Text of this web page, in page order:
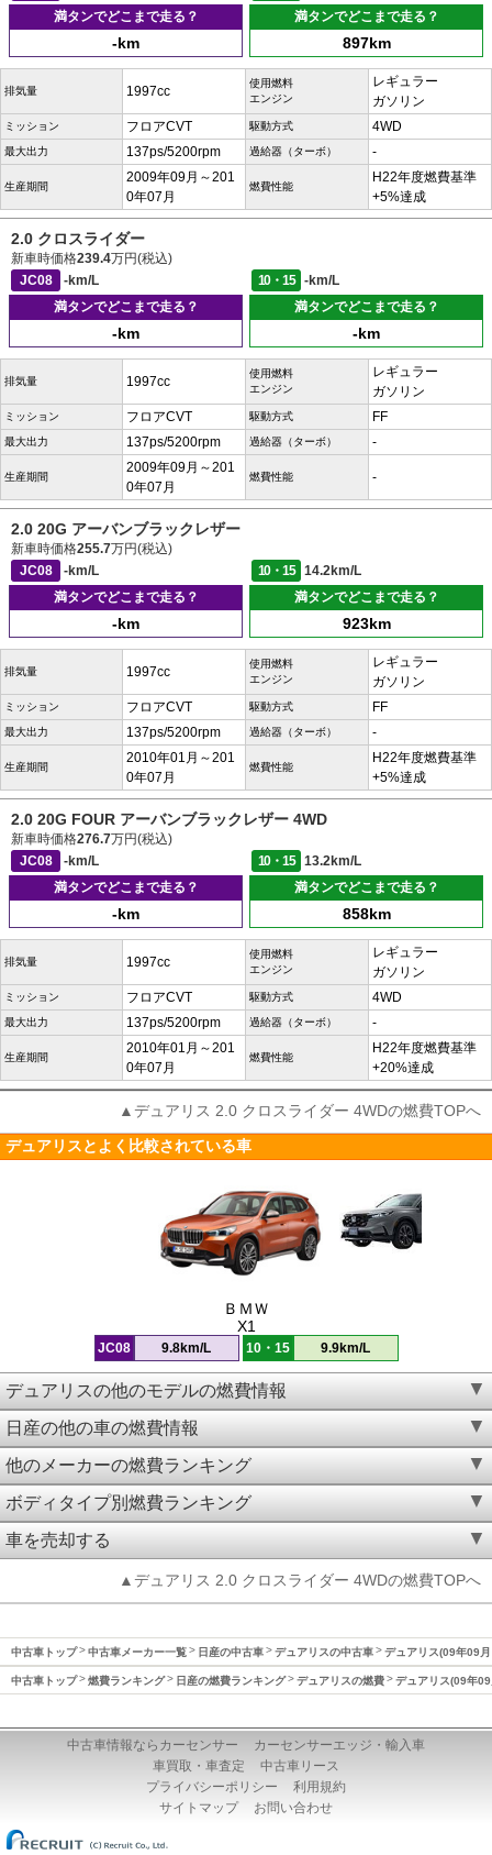
満タンでどこまで走る？
-km
満タンでどこまで走る？
897km
排気量 1997cc
使用燃料
エンジン
レギュラー
ガソリン
ミッション フロアCVT 駆動方式 4WD
最大出力 137ps/5200rpm 過給器（ターボ） -
生産期間
2009年09月～201
0年07月
燃費性能
H22年度燃費基準
+5%達成
2.0 クロスライダー
新車時価格239.4万円(税込)
JC08
-km/L 10・15
-km/L
満タンでどこまで走る？
-km
満タンでどこまで走る？
-km
排気量 1997cc
使用燃料
エンジン
レギュラー
ガソリン
ミッション フロアCVT 駆動方式 FF
最大出力 137ps/5200rpm 過給器（ターボ） -
生産期間
2009年09月～201
0年07月
燃費性能 -
2.0 20G アーバンブラックレザー
新車時価格255.7万円(税込)
JC08
-km/L 10・15
14.2km/L
満タンでどこまで走る？
-km
満タンでどこまで走る？
923km
排気量 1997cc
使用燃料
エンジン
レギュラー
ガソリン
ミッション フロアCVT 駆動方式 FF
最大出力 137ps/5200rpm 過給器（ターボ） -
生産期間
2010年01月～201
0年07月
燃費性能
H22年度燃費基準
+5%達成
2.0 20G FOUR アーバンブラックレザー 4WD
新車時価格276.7万円(税込)
JC08
-km/L 10・15
13.2km/L
満タンでどこまで走る？
-km
満タンでどこまで走る？
858km
排気量 1997cc
使用燃料
エンジン
レギュラー
ガソリン
ミッション フロアCVT 駆動方式 4WD
最大出力 137ps/5200rpm 過給器（ターボ） -
生産期間
2010年01月～201
0年07月
燃費性能
H22年度燃費基準
+20%達成
▲デュアリス 2.0 クロスライダー 4WDの燃費TOPへ
デュアリスとよく比較されている車
ＢＭＷ
X1
JC08 9.8km/L 10・15 9.9km/L
デュアリスの他のモデルの燃費情報
日産の他の車の燃費情報
他のメーカーの燃費ランキング
ボディタイプ別燃費ランキング
車を売却する
▲デュアリス 2.0 クロスライダー 4WDの燃費TOPへ
中古車トップ 中古車メーカー一覧 日産の中古車 デュアリスの中古車 デュアリス(09年09
中古車トップ 燃費ランキング 日産の燃費ランキング デュアリスの燃費 デュアリス(09年
中古車情報ならカーセンサー
カーセンサーエッジ・輸入車
車買取・車査定
中古車リース
プライバシーポリシー
利用規約
サイトマップ
お問い合わせ